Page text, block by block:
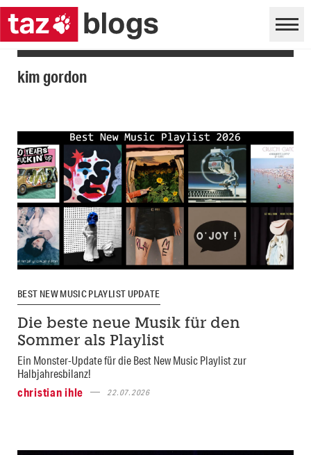
kim gordon
BEST NEW MUSIC PLAYLIST UPDATE
Die beste neue Musik für den
Sommer als Playlist
Ein Monster-Update für die Best New Music Playlist zur
Halbjahresbilanz!
christian ihle
22.07.2026